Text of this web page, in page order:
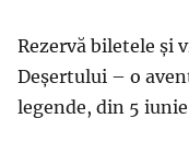
Rezervă biletele și
Deșertului – o
legende, din 5